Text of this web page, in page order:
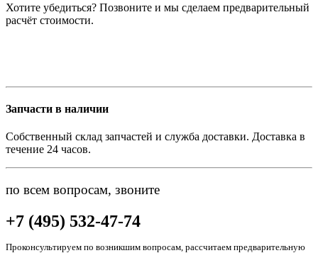
Хотите убедиться? Позвоните и мы сделаем предварительный
расчёт стоимости.
Запчасти в наличии
Собственный склад запчастей и служба доставки. Доставка в
течение 24 часов.
по всем вопросам, звоните
+7 (495) 532-47-74
Проконсультируем по возникшим вопросам, рассчитаем предварительную